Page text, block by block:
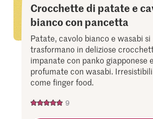
Crocchette di patate e
bianco con pancetta
Patate, cavolo bianco e wasabi si
trasformano in deliziose
impanate con panko giapponese e
profumate con wasabi.
come finger food.
9